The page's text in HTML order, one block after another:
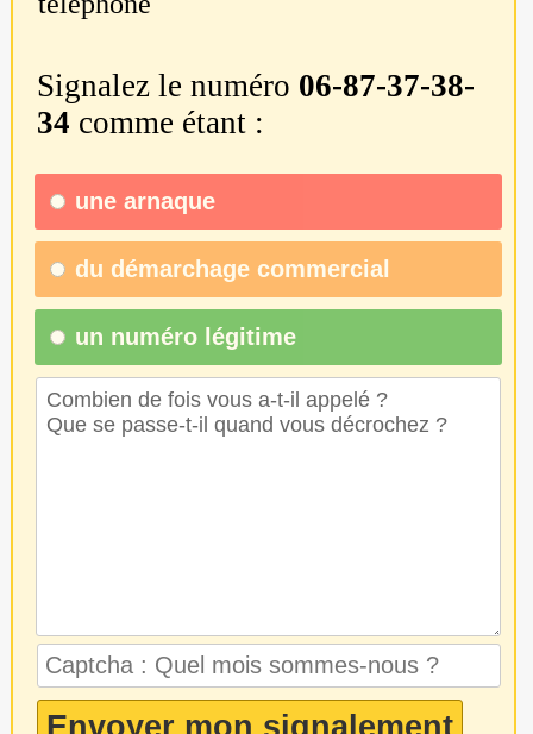
Signalez le numéro 06-87-37-38-
34 comme étant :
une arnaque
du démarchage commercial
un numéro légitime